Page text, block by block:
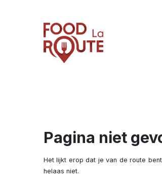
Pagina niet
Het lijkt erop dat je van de route
helaas niet.